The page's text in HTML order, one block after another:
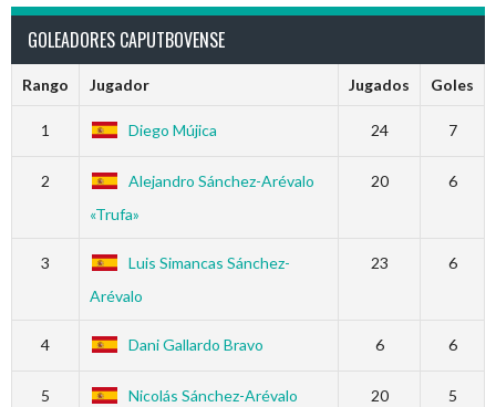
GOLEADORES CAPUTBOVENSE
Rango Jugador Jugados Goles
1 Diego Mújica 24 7
2
Alejandro Sánchez-Arévalo
«Trufa»
20 6
3
Luis Simancas Sánchez-
Arévalo
23 6
4 Dani Gallardo Bravo 6 6
5 Nicolás Sánchez-Arévalo 20 5